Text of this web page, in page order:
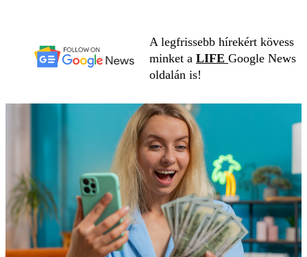
A legfrissebb hírekért kövess
minket a LIFE Google News
oldalán is!